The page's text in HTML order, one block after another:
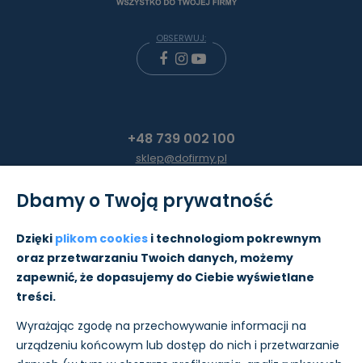
Pomoc
O nas
OBSERWUJ:
+48 739 002 100
sklep@dofirmy.pl
Dbamy o Twoją prywatność
Dzięki plikom cookies i technologiom pokrewnym
oraz przetwarzaniu Twoich danych, możemy
zapewnić, że dopasujemy do Ciebie wyświetlane
treści.
Wyrażając zgodę na przechowywanie informacji na
urządzeniu końcowym lub dostęp do nich i przetwarzanie